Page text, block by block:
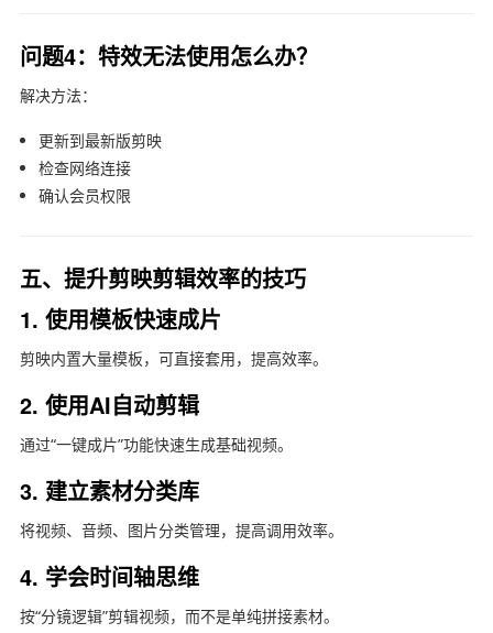
问题4：特效无法使用怎么办？
解决方法：
更新到最新版剪映
检查网络连接
确认会员权限
五、提升剪映剪辑效率的技巧
1. 使用模板快速成片
剪映内置大量模板，可直接套用，提高效率。
2. 使用AI自动剪辑
通过“一键成片”功能快速生成基础视频。
3. 建立素材分类库
将视频、音频、图片分类管理，提高调用效率。
4. 学会时间轴思维
按“分镜逻辑”剪辑视频，而不是单纯拼接素材。